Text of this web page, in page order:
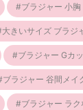
ブラジャー 小胸
大きいサイズ ブラジ
ブラジャー Gカ
ブラジャー 谷間メイ
ブラジャー ラ